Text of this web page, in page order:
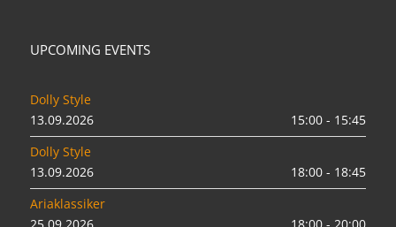
UPCOMING EVENTS
Dolly Style
13.09.2026
15:00 - 15:45
Dolly Style
13.09.2026
18:00 - 18:45
Ariaklassiker